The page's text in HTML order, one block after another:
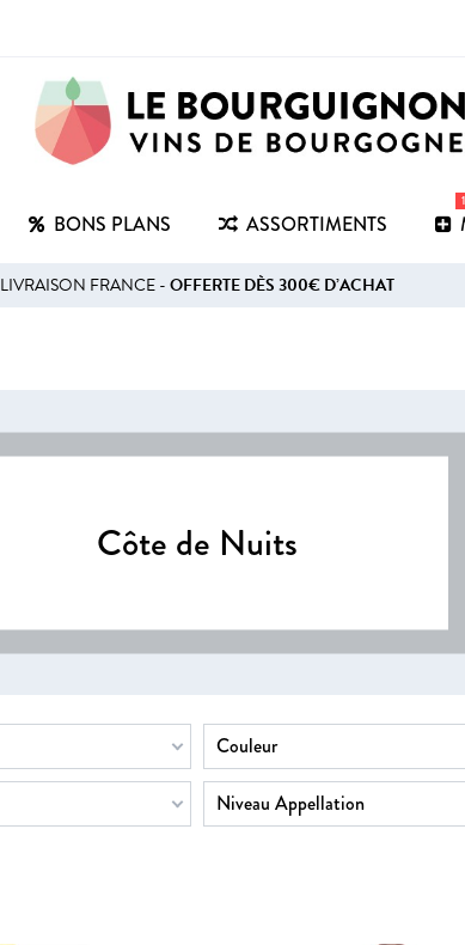
BONS PLANS ASSORTIMENTS
LIVRAISON FRANCE -OFFERTE DÈS 300€ D’ACHAT
Côte de Nuits
Couleur
Niveau Appellation